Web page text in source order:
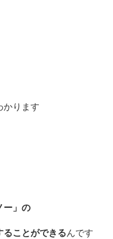
かります
ー」の
ることができるんです